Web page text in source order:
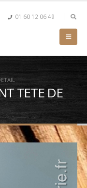
01 60 12 06 49
TETE DE